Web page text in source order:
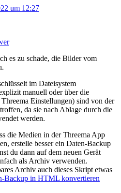
um 12:27
es zu schade, die Bilder vom
im Dateisystem
manuell oder über die
Einstellungen) sind von der
da sie nach Ablage durch die
werden.
die Medien in der Threema App
erstelle besser ein Daten-Backup
du dann auf dem neuen Gerät
als Archiv verwenden.
Archiv auch dieses Skript etwas
Backup in HTML konvertieren